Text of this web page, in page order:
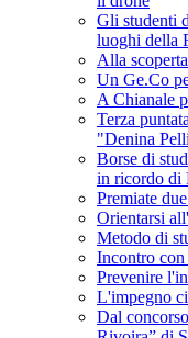
Gli studenti
luoghi della
Alla
Un Ge.Co
A Chianale
Terza
"Denina
Borse di
in ricordo di
Premiate
Orientarsi
Metodo di
Incontro con
Prevenire
L'impegno
Dal